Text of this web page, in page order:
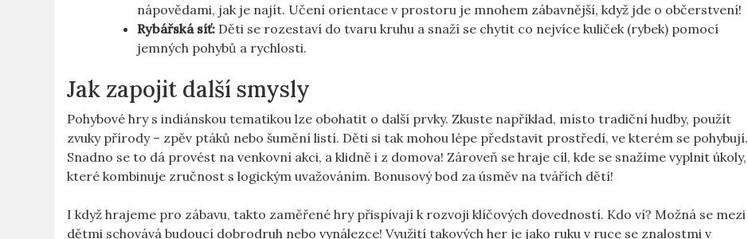
nápovědami, jak je najít. Učení orientace v prostoru je mnohem zábavnější, když jde o občerstvení!
Rybářská síť: Děti se rozestaví do tvaru kruhu a snaží se chytit co nejvíce kuliček (rybek) pomocí
jemných pohybů a rychlosti.
Jak zapojit další smysly
Pohybové hry s indiánskou tematikou lze obohatit o další prvky. Zkuste například, místo tradiční hudby, použít
zvuky přírody – zpěv ptáků nebo šumění listí. Děti si tak mohou lépe představit prostředí, ve kterém se pohybují.
Snadno se to dá provést na venkovní akci, a klidně i z domova! Zároveň se hraje cíl, kde se snažíme vyplnit úkoly,
které kombinuje zručnost s logickým uvažováním. Bonusový bod za úsměv na tvářích dětí!
I když hrajeme pro zábavu, takto zaměřené hry přispívají k rozvoji klíčových dovedností. Kdo ví? Možná se mezi
dětmi schovává budoucí dobrodruh nebo vynálezce! Využití takových her je jako ruku v ruce se znalostmi v